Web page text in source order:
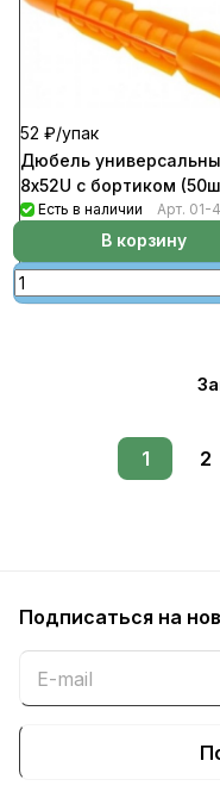
52 ₽/упак
Дюбель
8х52U с бортиком
Есть в наличии Арт. 01-
В корзину
1 2
Подписаться на